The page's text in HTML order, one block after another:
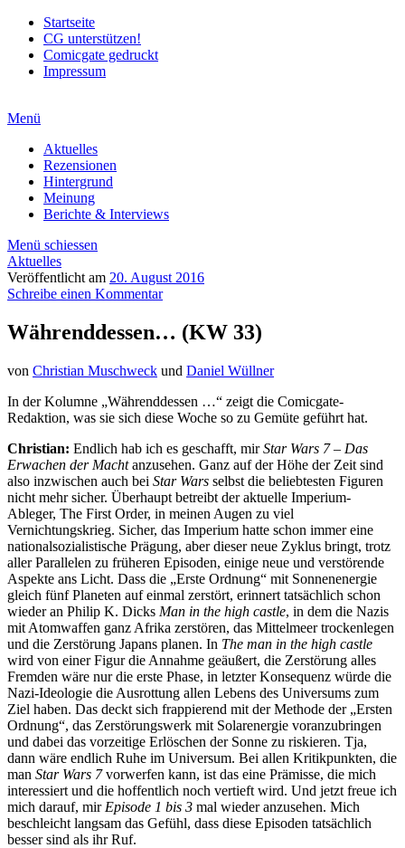
Startseite
CG unterstützen!
Comicgate gedruckt
Impressum
Menü
Aktuelles
Rezensionen
Hintergrund
Meinung
Berichte & Interviews
Menü schiessen
Aktuelles
Veröffentlicht am 20. August 2016
Schreibe einen Kommentar
Währenddessen… (KW 33)
von Christian Muschweck und Daniel Wüllner
In der Kolumne „Währenddessen …“ zeigt die Comicgate-
Redaktion, was sie sich diese Woche so zu Gemüte geführt hat.
Christian: Endlich hab ich es geschafft, mirStar Wars 7 – Das
Erwachen der Machtanzusehen. Ganz auf der Höhe der Zeit sind
also inzwischen auch bei Star Wars selbst die beliebtesten Figuren
nicht mehr sicher. Überhaupt betreibt der aktuelle Imperium-
Ableger, The First Order, in meinen Augen zu viel
Vernichtungskrieg. Sicher, das Imperium hatte schon immer eine
nationalsozialistische Prägung, aber dieser neue Zyklus bringt, trotz
aller Parallelen zu früheren Episoden, einige neue und verstörende
Aspekte ans Licht. Dass die „Erste Ordnung“ mit Sonnenenergie
gleich fünf Planeten auf einmal zerstört, erinnert tatsächlich schon
wieder an Philip K. Dicks Man in the high castle, in dem die Nazis
mit Atomwaffen ganz Afrika zerstören, das Mittelmeer trockenlegen
und die Zerstörung Japans planen. In The man in the high castle
wird von einer Figur die Annahme geäußert, die Zerstörung alles
Fremden wäre nur die erste Phase, in letzter Konsequenz würde die
Nazi-Ideologie die Ausrottung allen Lebens des Universums zum
Ziel haben. Das deckt sich frappierend mit der Methode der „Ersten
Ordnung“, das Zerstörungswerk mit Solarenergie voranzubringen
und dabei das vorzeitige Erlöschen der Sonne zu riskieren. Tja,
dann wäre endlich Ruhe im Universum. Bei allen Kritikpunkten, die
man Star Wars 7vorwerfen kann, ist das eine Prämisse, die mich
interessiert und die hoffentlich noch vertieft wird. Und jetzt freue ich
mich darauf, mir Episode 1 bis 3 mal wieder anzusehen. Mich
beschleicht langsam das Gefühl, dass diese Episoden tatsächlich
besser sind als ihr Ruf.